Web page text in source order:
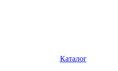
Каталог